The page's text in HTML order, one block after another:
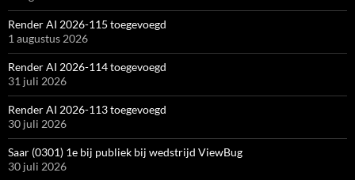
Render AI 2026-115 toegevoegd
1 augustus 2026
Render AI 2026-114 toegevoegd
31 juli 2026
Render AI 2026-113 toegevoegd
30 juli 2026
Saar (0301) 1e bij publiek bij wedstrijd ViewBug
30 juli 2026